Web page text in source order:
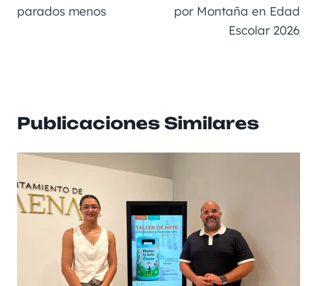
parados menos
por Montaña en Edad
Escolar 2026
Publicaciones Similares